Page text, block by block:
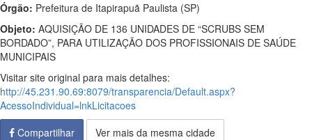
Órgão: Prefeitura de Itapirapuã Paulista (SP)
Objeto: AQUISIÇÃO DE 136 UNIDADES DE “SCRUBS SEM
BORDADO”, PARA UTILIZAÇÃO DOS PROFISSIONAIS DE SAÚDE
MUNICIPAIS
Visitar site original para mais detalhes:
http://45.231.90.69:8079/transparencia/Default.aspx?
AcessoIndividual=lnkLicitacoes
Compartilhar
Ver mais da mesma cidade